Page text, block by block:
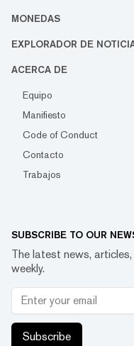
MONEDAS
EXPLORADOR DE
ACERCA DE
Equipo
Manifiesto
Code of Conduct
Contacto
Trabajos
SUBSCRIBE TO OUR
The latest news,
weekly.
Subscribe